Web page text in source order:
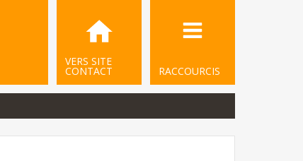
RACCOURCIS
VERS SITE
CONTACT